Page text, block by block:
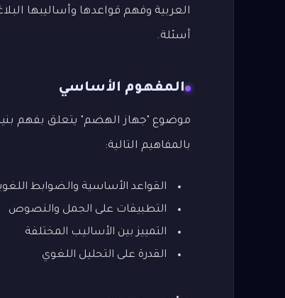
العربية وفهم قواعدها وأساليبها
أسئلة.
المفهوم الأساسي
موضوع "جهاز الهضم" يتعلق بفهم بنية
بالمفاهيم التالية:
القواعد الأساسية والضوابط
التطبيقات على الجمل والنصوص
التمييز بين الأساليب المختلفة
القدرة على التحليل اللغوي